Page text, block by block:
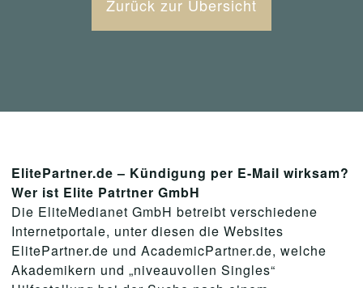
Zurück zur Übersicht
ElitePartner.de – Kündigung per E-Mail wirksam?
Wer ist Elite Patrtner GmbH
Die EliteMedianet GmbH betreibt verschiedene
Internetportale, unter diesen die Websites
ElitePartner.de und AcademicPartner.de, welche
Akademikern und „niveauvollen Singles“